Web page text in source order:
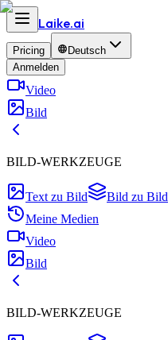
Laike.ai
Pricing
Deutsch
Anmelden
Video
Bild
BILD-WERKZEUGE
Text zu Bild
Bild zu Bild
Meine Medien
Video
Bild
BILD-WERKZEUGE